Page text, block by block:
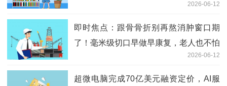
2026-06-12
即时焦点：跟骨骨折别再熬消肿窗口期
了！毫米级切口早做早康复，老人也不怕
2026-06-12
超微电脑完成70亿美元融资定价，AI服